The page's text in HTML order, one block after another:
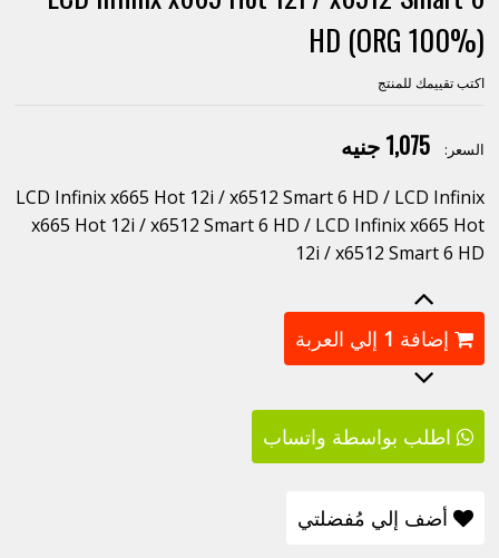
HD (ORG 100%)
اكتب تقييمك للمنتج
السعر: 1,075 جنيه
LCD Infinix x665 Hot 12i / x6512 Smart 6 HD / LCD Infinix
x665 Hot 12i / x6512 Smart 6 HD / LCD Infinix x665 Hot
12i / x6512 Smart 6 HD
إضافة 1 إلي العربة
اطلب بواسطة واتساب
أضف إلي مُفضلتي